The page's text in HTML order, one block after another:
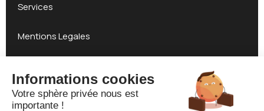
Services
Mentions Legales
Consigne De Bagages
Informations cookies
Votre sphère privée nous est
importante !